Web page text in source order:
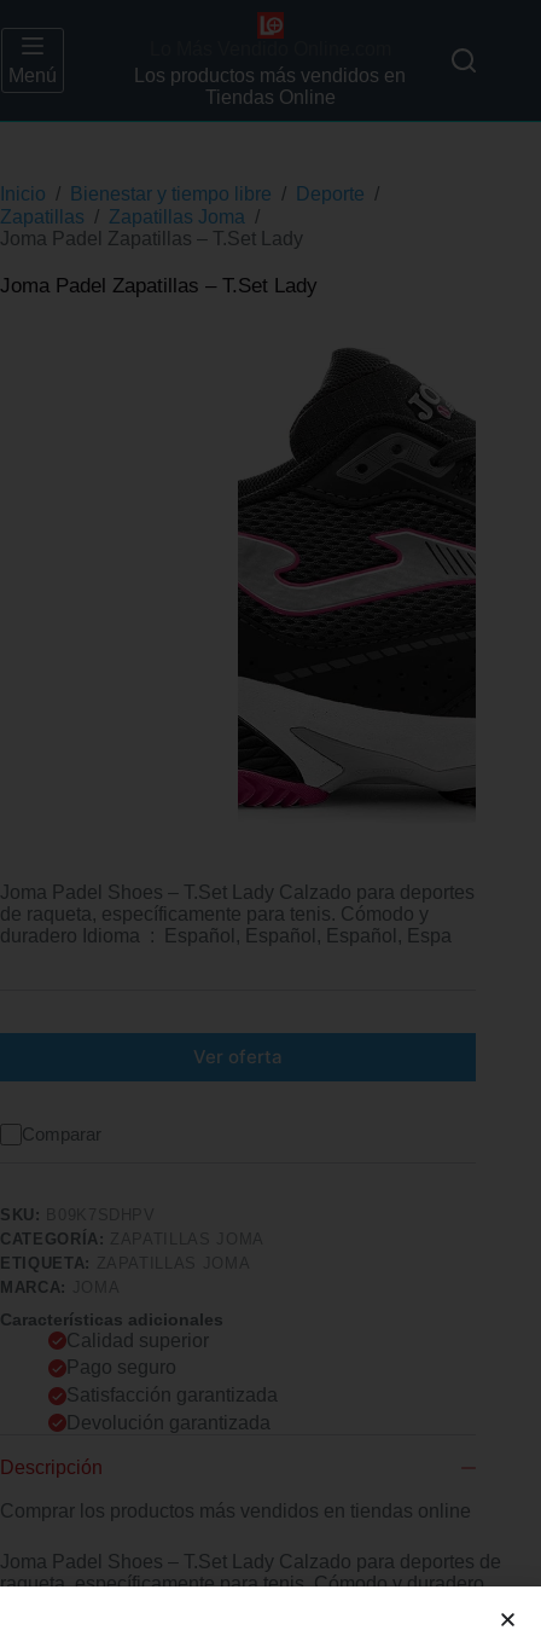
Menú
Los productos más vendidos en
Tiendas Online
Inicio / Bienestar y tiempo libre / Deporte /
Zapatillas / Zapatillas Joma /
Joma Padel Zapatillas – T.Set Lady
Joma Padel Zapatillas – T.Set Lady
Joma Padel Shoes – T.Set Lady Calzado para deportes
de raqueta, específicamente para tenis. Cómodo y
duradero Idioma ‏ : ‎ Español, Español, Español, Espa
Ver oferta
Comparar
SKU:
CATEGORÍA:
ETIQUETA:
MARCA:
Características adicionales
Calidad superior
Pago seguro
Satisfacción garantizada
Devolución garantizada
Descripción
Comprar los productos más vendidos en tiendas online
Joma Padel Shoes – T.Set Lady Calzado para deportes de
raqueta, específicamente para tenis. Cómodo y duradero